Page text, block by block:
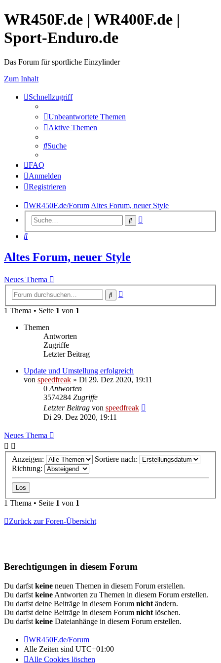
WR450F.de | WR400F.de |
Sport-Enduro.de
Das Forum für sportliche Einzylinder
Zum Inhalt
Schnellzugriff
Unbeantwortete Themen
Aktive Themen
Suche
FAQ
Anmelden
Registrieren
WR450F.de/Forum Altes Forum, neuer Style
Suche
Suche
Altes Forum, neuer Style
Neues Thema
Suche
1 Thema • Seite 1 von 1
Themen
Antworten
Zugriffe
Letzter Beitrag
Update und Umstellung erfolgreich
von speedfreak » Di 29. Dez 2020, 19:11
0 Antworten
3574284 Zugriffe
Letzter Beitrag von speedfreak
Di 29. Dez 2020, 19:11
Neues Thema
Anzeigen:
Sortiere nach:
Richtung:
1 Thema • Seite 1 von 1
Zurück zur Foren-Übersicht
Berechtigungen in diesem Forum
Du darfst keine neuen Themen in diesem Forum erstellen.
Du darfst keine Antworten zu Themen in diesem Forum erstellen.
Du darfst deine Beiträge in diesem Forum nicht ändern.
Du darfst deine Beiträge in diesem Forum nicht löschen.
Du darfst keine Dateianhänge in diesem Forum erstellen.
WR450F.de/Forum
Alle Zeiten sind UTC+01:00
Alle Cookies löschen